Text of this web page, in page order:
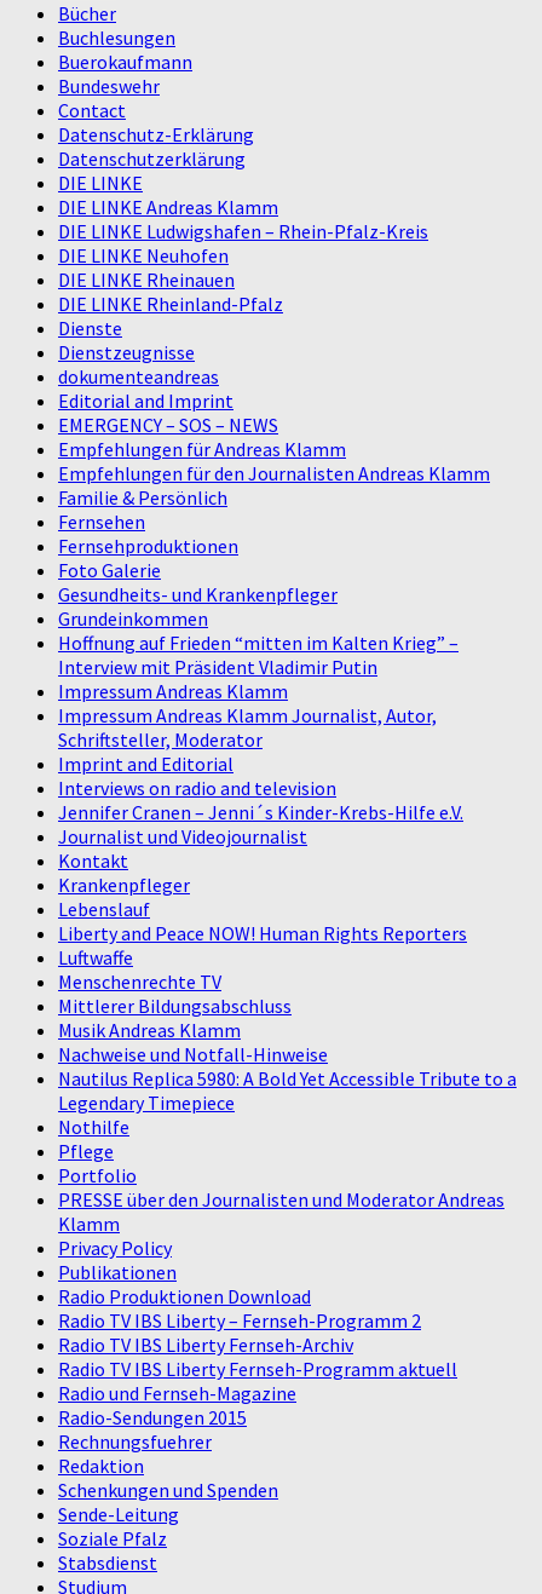
Bücher
Buchlesungen
Buerokaufmann
Bundeswehr
Contact
Datenschutz-Erklärung
Datenschutzerklärung
DIE LINKE
DIE LINKE Andreas Klamm
DIE LINKE Ludwigshafen – Rhein-Pfalz-Kreis
DIE LINKE Neuhofen
DIE LINKE Rheinauen
DIE LINKE Rheinland-Pfalz
Dienste
Dienstzeugnisse
dokumenteandreas
Editorial and Imprint
EMERGENCY – SOS – NEWS
Empfehlungen für Andreas Klamm
Empfehlungen für den Journalisten Andreas Klamm
Familie & Persönlich
Fernsehen
Fernsehproduktionen
Foto Galerie
Gesundheits- und Krankenpfleger
Grundeinkommen
Hoffnung auf Frieden “mitten im Kalten Krieg” –
Interview mit Präsident Vladimir Putin
Impressum Andreas Klamm
Impressum Andreas Klamm Journalist, Autor,
Schriftsteller, Moderator
Imprint and Editorial
Interviews on radio and television
Jennifer Cranen – Jenni´s Kinder-Krebs-Hilfe e.V.
Journalist und Videojournalist
Kontakt
Krankenpfleger
Lebenslauf
Liberty and Peace NOW! Human Rights Reporters
Luftwaffe
Menschenrechte TV
Mittlerer Bildungsabschluss
Musik Andreas Klamm
Nachweise und Notfall-Hinweise
Nautilus Replica 5980: A Bold Yet Accessible Tribute to a
Legendary Timepiece
Nothilfe
Pflege
Portfolio
PRESSE über den Journalisten und Moderator Andreas
Klamm
Privacy Policy
Publikationen
Radio Produktionen Download
Radio TV IBS Liberty – Fernseh-Programm 2
Radio TV IBS Liberty Fernseh-Archiv
Radio TV IBS Liberty Fernseh-Programm aktuell
Radio und Fernseh-Magazine
Radio-Sendungen 2015
Rechnungsfuehrer
Redaktion
Schenkungen und Spenden
Sende-Leitung
Soziale Pfalz
Stabsdienst
Studium